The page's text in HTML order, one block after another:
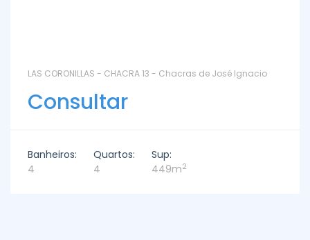
LAS CORONILLAS - CHACRA 13 - Chacras de José Ignacio
Consultar
Banheiros:
4
Quartos:
4
Sup:
449m2